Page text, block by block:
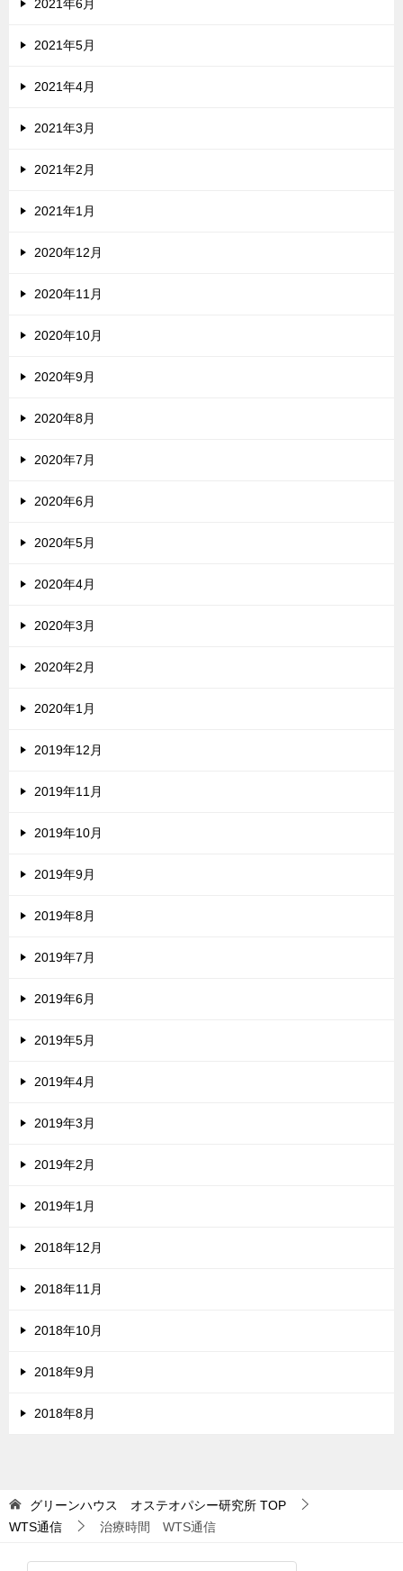
2021年6月
2021年5月
2021年4月
2021年3月
2021年2月
2021年1月
2020年12月
2020年11月
2020年10月
2020年9月
2020年8月
2020年7月
2020年6月
2020年5月
2020年4月
2020年3月
2020年2月
2020年1月
2019年12月
2019年11月
2019年10月
2019年9月
2019年8月
2019年7月
2019年6月
2019年5月
2019年4月
2019年3月
2019年2月
2019年1月
2018年12月
2018年11月
2018年10月
2018年9月
2018年8月
グリーンハウス オステオパシー研究所 TOP
WTS通信
治療時間 WTS通信